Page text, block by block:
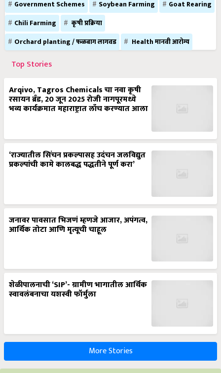
Government Schemes Soybean Farming
Goat Rearing
Chili Farming
कृषी प्रक्रिया
Orchard planting / फळबाग लागवड
Health मानवी आरोग्य
Top Stories
Arqivo, Tagros Chemicals चा नवा कृषी
रसायन ब्रँड, 20 जून 2025 रोजी नागपूरमध्ये
भव्य कार्यक्रमात महाराष्ट्रात लाँच करण्यात आला
‘राज्यातील सिंचन प्रकल्पासह उदंचन जलविद्युत
प्रकल्पांची कामे कालबद्ध पद्धतीने पूर्ण करा’
जनावर पावसात भिजणं म्हणजे आजार, अपंगत्व,
आर्थिक तोटा आणि मृत्यूची चाहूल
शेळीपालनाची ‘SIP’- ग्रामीण भागातील आर्थिक
स्वावलंबनाचा यशस्वी फॉर्मुला
More Stories